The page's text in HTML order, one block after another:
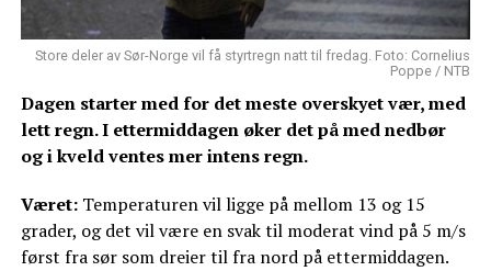
Store deler av Sør-Norge vil få styrtregn natt til fredag. Foto: Cornelius
Poppe / NTB
Dagen starter med for det meste overskyet vær, med
lett regn. I ettermiddagen øker det på med nedbør
og i kveld ventes mer intens regn.
Været:Temperaturen vil ligge på mellom 13 og 15
grader, og det vil være en svak til moderat vind på 5 m/s
først fra sør som dreier til fra nord på ettermiddagen.